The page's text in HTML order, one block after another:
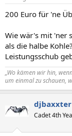
200 Euro für 'ne
Wie wär's mit 'ner
als die halbe
Leistungsschub
„Wo kämen wir hin,
um einmal zu schauen,
djbaxxter
Cadet 4th